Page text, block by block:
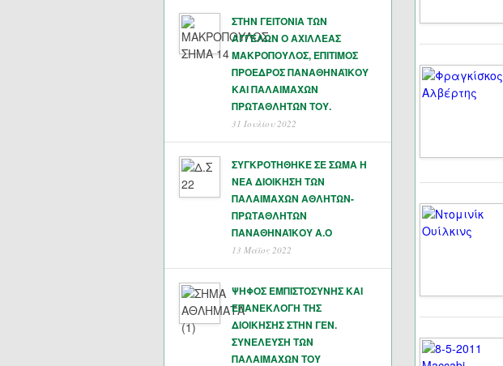
ΣΤΗΝ ΓΕΙΤΟΝΙΑ ΤΩΝ
ΑΓΓΕΛΩΝ Ο ΑΧΙΛΛΕΑΣ
ΜΑΚΡΟΠΟΥΛΟΣ, ΕΠΙΤΙΜΟΣ
ΠΡΟΕΔΡΟΣ ΠΑΝΑΘΗΝΑΪΚΟΥ
ΚΑΙ ΠΑΛΑΙΜΑΧΩΝ
ΠΡΩΤΑΘΛΗΤΏΝ ΤΟΥ.
31 Ιουλίου 2022
ΣΥΓΚΡΟΤΗΘΗΚΕ ΣΕ ΣΩΜΑ Η
ΝΕΑ ΔΙΟΙΚΗΣΗ ΤΩΝ
ΠΑΛΑΙΜΑΧΩΝ ΑΘΛΗΤΩΝ-
ΠΡΩΤΑΘΛΗΤΩΝ
ΠΑΝΑΘΗΝΑΊΚΟΥ Α.Ο
13 Μάϊος 2022
ΨΗΦΟΣ ΕΜΠΙΣΤΟΣΥΝΗΣ ΚΑΙ
ΕΠΑΝΕΚΛΟΓΗ ΤΗΣ
ΔΙΟΙΚΗΣΗΣ ΣΤΗΝ ΓΕΝ.
ΣΥΝΕΛΕΥΣΗ ΤΩΝ
ΠΑΛΑΙΜΑΧΩΝ ΤΟΥ